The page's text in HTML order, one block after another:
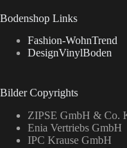
Bodenshop Links
Fashion-WohnTrend
DesignVinylBoden
Bilder Copyrights
ZIPSE GmbH & Co.
Enia Vertriebs GmbH
IPC Krause GmbH